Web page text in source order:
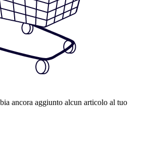
ancora aggiunto alcun articolo al tuo